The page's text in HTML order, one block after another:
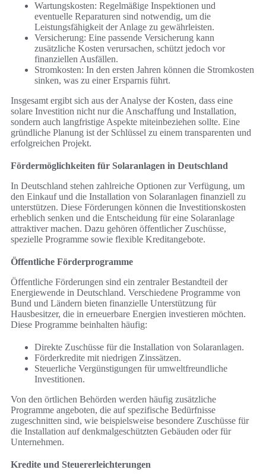
Wartungskosten: Regelmäßige Inspektionen und
eventuelle Reparaturen sind notwendig, um die
Leistungsfähigkeit der Anlage zu gewährleisten.
Versicherung: Eine passende Versicherung kann
zusätzliche Kosten verursachen, schützt jedoch vor
finanziellen Ausfällen.
Stromkosten: In den ersten Jahren können die Stromkosten
sinken, was zu einer Ersparnis führt.
Insgesamt ergibt sich aus der Analyse der Kosten, dass eine
solare Investition nicht nur die Anschaffung und Installation,
sondern auch langfristige Aspekte miteinbeziehen sollte. Eine
gründliche Planung ist der Schlüssel zu einem transparenten und
erfolgreichen Projekt.
Fördermöglichkeiten für Solaranlagen in Deutschland
In Deutschland stehen zahlreiche Optionen zur Verfügung, um
den Einkauf und die Installation von Solaranlagen finanziell zu
unterstützen. Diese Förderungen können die Investitionskosten
erheblich senken und die Entscheidung für eine Solaranlage
attraktiver machen. Dazu gehören öffentlicher Zuschüsse,
spezielle Programme sowie flexible Kreditangebote.
Öffentliche Förderprogramme
Öffentliche Förderungen sind ein zentraler Bestandteil der
Energiewende in Deutschland. Verschiedene Programme von
Bund und Ländern bieten finanzielle Unterstützung für
Hausbesitzer, die in erneuerbare Energien investieren möchten.
Diese Programme beinhalten häufig:
Direkte Zuschüsse für die Installation von Solaranlagen.
Förderkredite mit niedrigen Zinssätzen.
Steuerliche Vergünstigungen für umweltfreundliche
Investitionen.
Von den örtlichen Behörden werden häufig zusätzliche
Programme angeboten, die auf spezifische Bedürfnisse
zugeschnitten sind, wie beispielsweise besondere Zuschüsse für
die Installation auf denkmalgeschützten Gebäuden oder für
Unternehmen.
Kredite und Steuererleichterungen